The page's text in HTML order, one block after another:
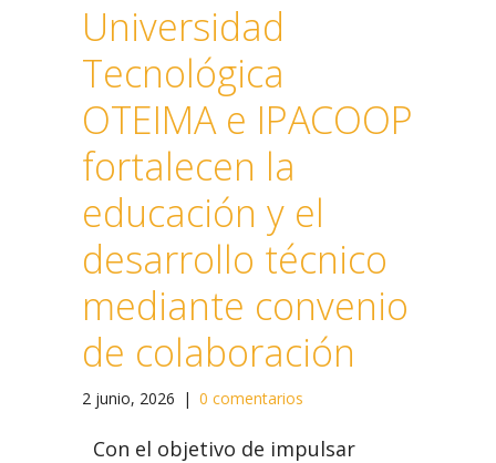
Universidad
Tecnológica
OTEIMA e IPACOOP
fortalecen la
educación y el
desarrollo técnico
mediante convenio
de colaboración
2 junio, 2026 | 0 comentarios
Con el objetivo de impulsar